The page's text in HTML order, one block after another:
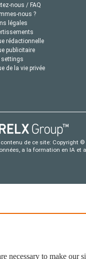
nous / FAQ
nous ?
légales
rédactionnelle
publicitaire
settings
de la vie privée
de ce site: Copyright
a la formation en IA
necessary to make our